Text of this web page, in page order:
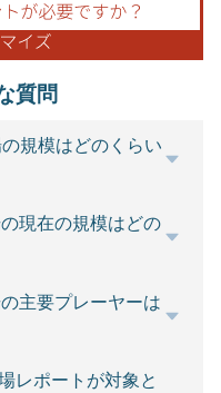
質問
規模はどのくらい
現在の規模はどの
主要プレーヤーは
レポートが対象と